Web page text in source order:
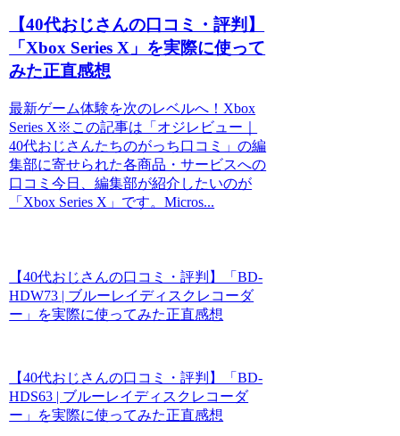
【40代おじさんの口コミ・評判】
「Xbox Series X」を実際に使って
みた正直感想
最新ゲーム体験を次のレベルへ！Xbox
Series X※この記事は「オジレビュー｜
40代おじさんたちのがっち口コミ」の編
集部に寄せられた各商品・サービスへの
口コミ今日、編集部が紹介したいのが
「Xbox Series X」です。Micros...
【40代おじさんの口コミ・評判】「BD-
HDW73 | ブルーレイディスクレコーダ
ー」を実際に使ってみた正直感想
【40代おじさんの口コミ・評判】「BD-
HDS63 | ブルーレイディスクレコーダ
ー」を実際に使ってみた正直感想